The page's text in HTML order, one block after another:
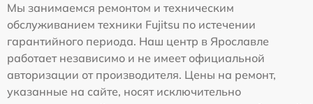
Мы занимаемся ремонтом и техническим
обслуживанием техники Fujitsu по истечении
гарантийного периода. Наш центр в Ярославле
работает независимо и не имеет официальной
авторизации от производителя. Цены на ремонт,
указанные на сайте, носят исключительно